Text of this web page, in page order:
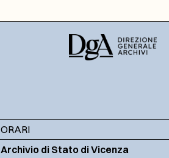
ORARI
Archivio di Stato di Vicenza